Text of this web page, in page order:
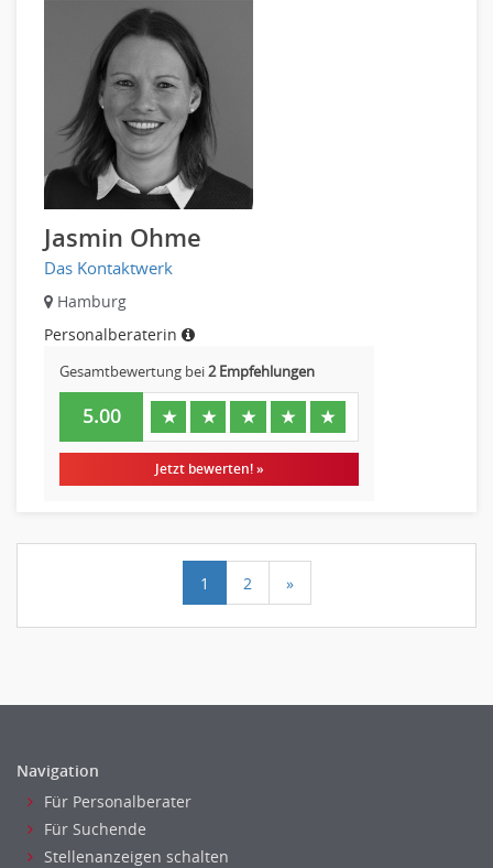
Jasmin Ohme
Das Kontaktwerk
Hamburg
Personalberaterin
Gesamtbewertung bei2 Empfehlungen
5.00 ★ ★ ★ ★ ★
Jetzt bewerten! »
1 2 »
Navigation
Für Personalberater
Für Suchende
Stellenanzeigen schalten